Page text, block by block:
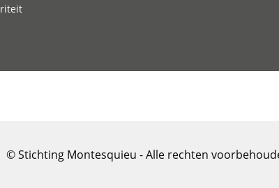
© Stichting Montesquieu - Alle rechten